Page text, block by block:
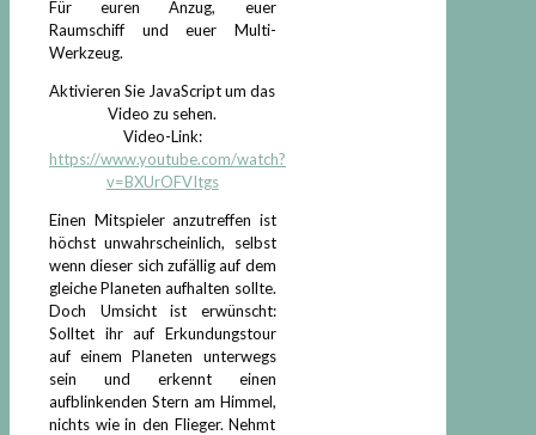
Für euren Anzug, euer
Raumschiff und euer Multi-
Werkzeug.
Aktivieren Sie JavaScript um das
Video zu sehen.
Video-Link:
https://www.youtube.com/watch?
v=BXUrOFVItgs
Einen Mitspieler anzutreffen ist
höchst unwahrscheinlich, selbst
wenn dieser sich zufällig auf dem
gleiche Planeten aufhalten sollte.
Doch Umsicht ist erwünscht:
Solltet ihr auf Erkundungstour
auf einem Planeten unterwegs
sein und erkennt einen
aufblinkenden Stern am Himmel,
nichts wie in den Flieger. Nehmt